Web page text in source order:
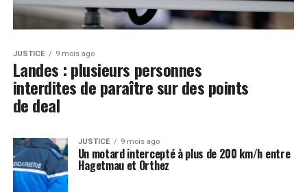
JUSTICE 9 mois ago
Landes : plusieurs personnes
interdites de paraître sur des points
de deal
JUSTICE 9 mois ago
Un motard intercepté à plus de 200 km/h entre
Hagetmau et Orthez